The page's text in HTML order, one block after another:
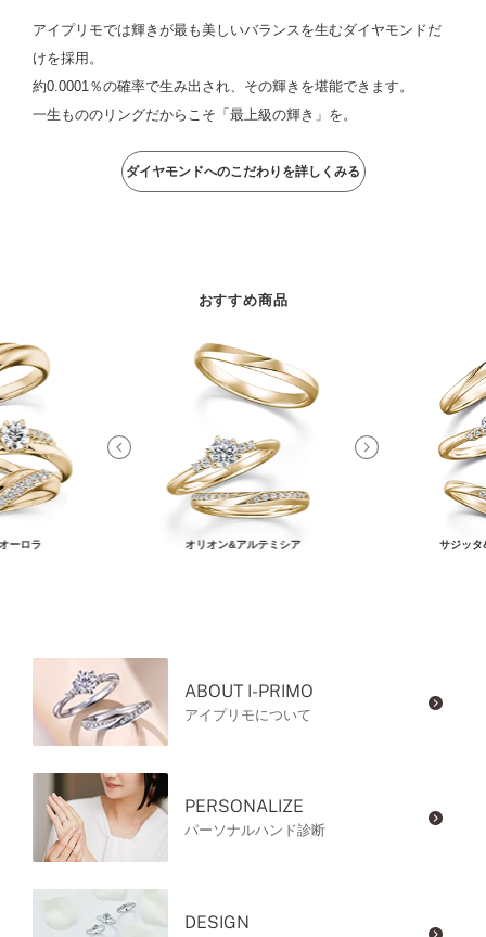
アイプリモでは輝きが最も美しいバランスを生むダイヤモンドだ
けを採用。
約0.0001％の確率で生み出され、その輝きを堪能できます。
一生もののリングだからこそ「最上級の輝き」を。
ダイヤモンドへのこだわりを詳しくみる
おすすめ商品
ーロラ オリオン&アルテミシア サジッタ
ABOUT I-PRIMO
アイプリモについて
PERSONALIZE
パーソナルハンド診断
DESIGN